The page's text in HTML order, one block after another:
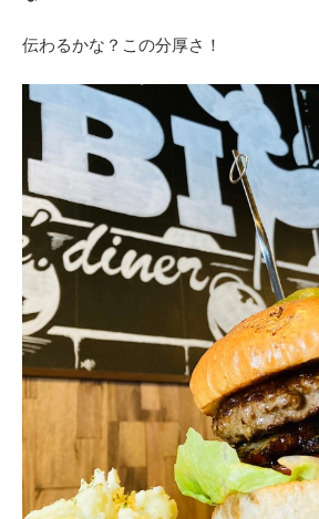
伝わるかな？この分厚さ！